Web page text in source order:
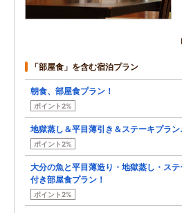
「部屋食」を含む宿泊プラン
朝食、部屋食プラン！
ポイント2%
地獄蒸し＆平目薄引き＆ステーキプラン
ポイント2%
大分の魚と平目薄造り・地獄蒸し・ステ
付き部屋食プラン！
ポイント2%